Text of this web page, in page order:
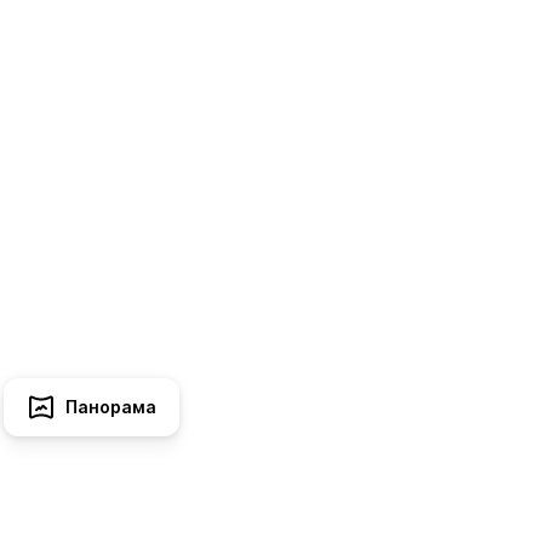
Панорама